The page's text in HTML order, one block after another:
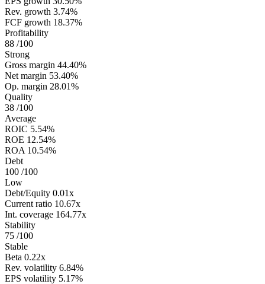
Rev. growth 3.74%
FCF growth 18.37%
Profitability
88 /100
Strong
Gross margin 44.40%
Net margin 53.40%
Op. margin 28.01%
Quality
38 /100
Average
ROIC 5.54%
ROE 12.54%
ROA 10.54%
Debt
100 /100
Low
Debt/Equity 0.01x
Current ratio 10.67x
Int. coverage 164.77x
Stability
75 /100
Stable
Beta 0.22x
Rev. volatility 6.84%
EPS volatility 5.17%